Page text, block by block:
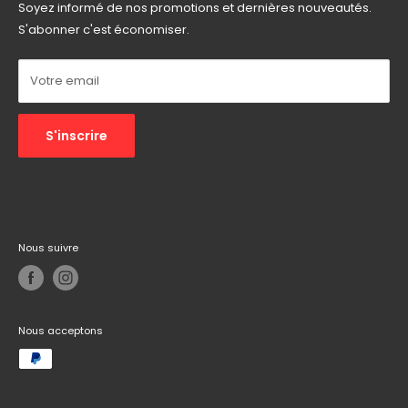
Email :informatech.contact@gmail.com
Soyez informé de nos promotions et dernières nouveautés.
S'abonner c'est économiser.
Votre email
S'inscrire
Nous suivre
Nous acceptons